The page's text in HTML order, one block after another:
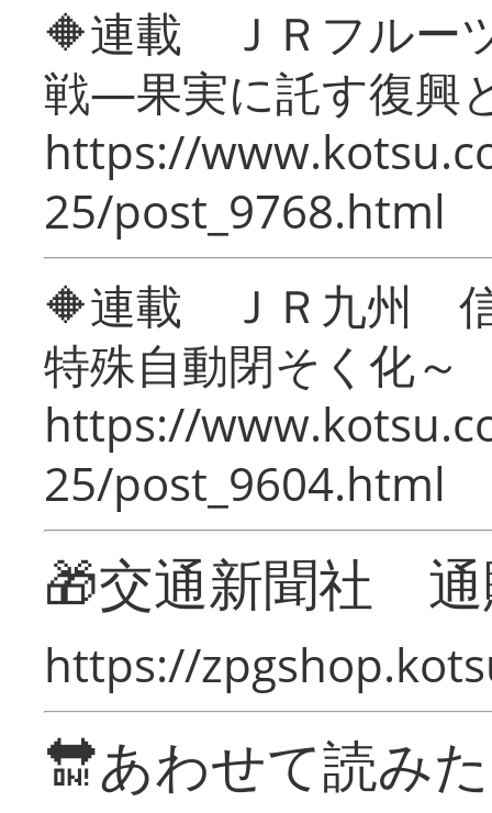
🔶連載 ＪＲフルー
戦―果実に託す復興
https://
25/post_9768.html
🔶連載 ＪＲ九州 信
特殊自動閉そく化～
https://
25/post_9604.html
🎁交通新聞社
https://
🔛あわせて読み